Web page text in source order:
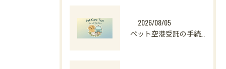
2026/08/05